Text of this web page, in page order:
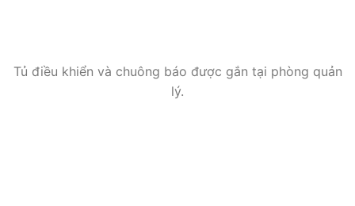
Tủ điều khiển và chuông báo được gắn tại phòng quản
lý.